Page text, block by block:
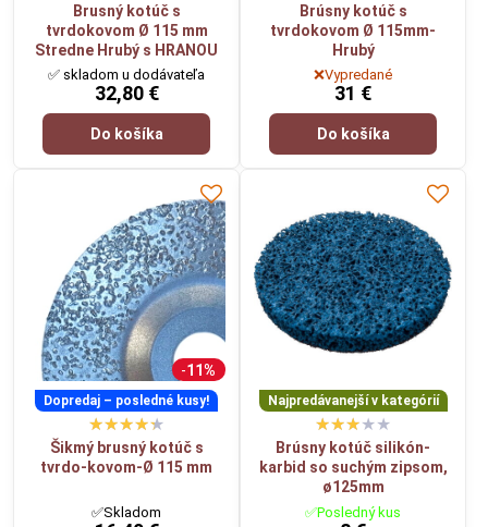
Brusný kotúč s
tvrdokovom Ø 115 mm
Stredne Hrubý s HRANOU
✅ skladom u dodávateľa
32,80 €
Do košíka
Brúsny kotúč s
tvrdokovom Ø 115mm-
Hrubý
❌Vypredané
31 €
Do košíka
11%
Dopredaj – posledné kusy!
Šikmý brusný kotúč s
tvrdo-kovom-Ø 115 mm
✅Skladom
Najpredávanejší v kategórií
Brúsny kotúč silikón-
karbid so suchým zipsom,
ø125mm
✅Posledný kus